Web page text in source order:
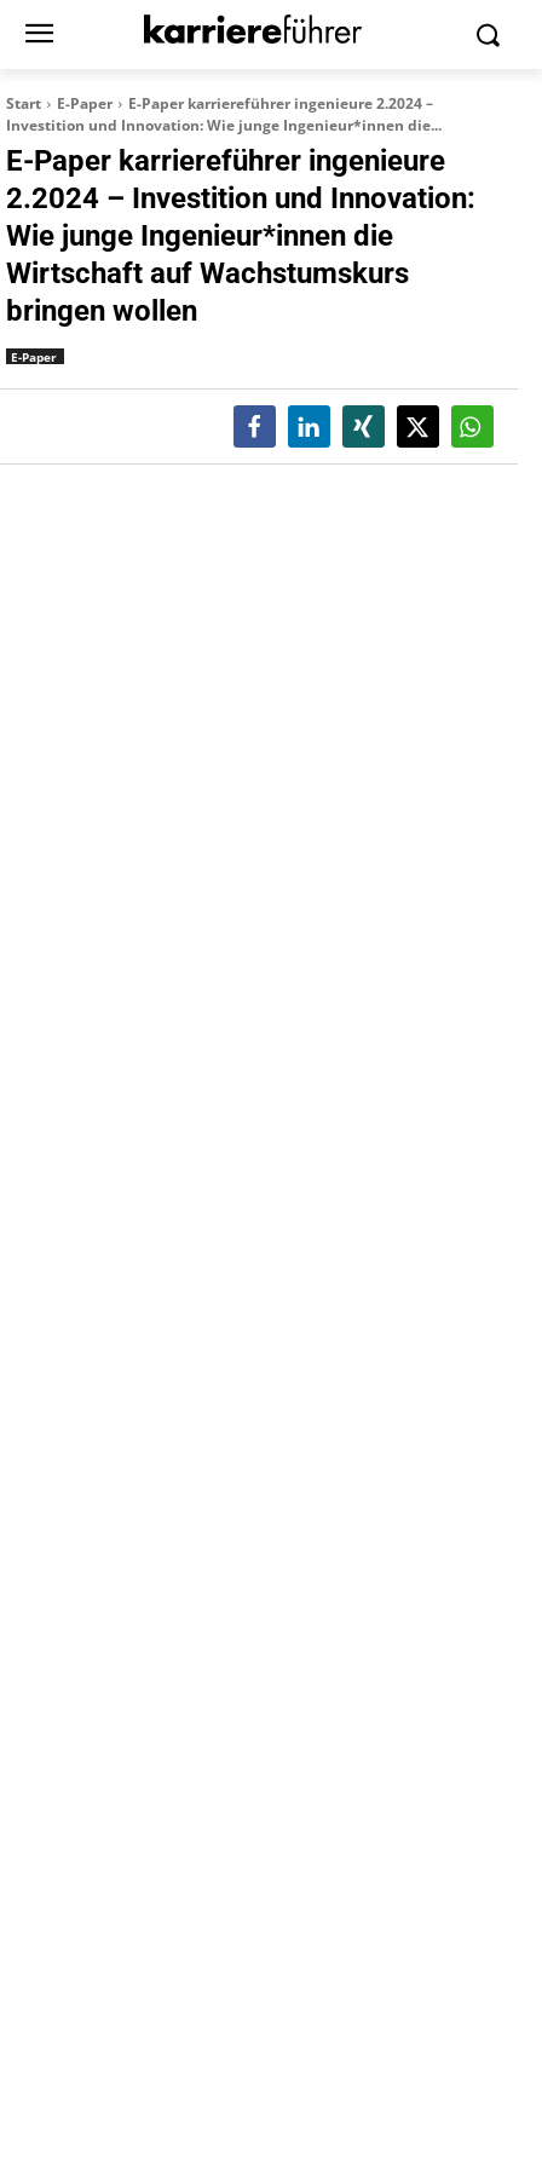
Start E-Paper
E-Paper karriereführer ingenieure 2.2024 –
Investition und Innovation: Wie junge Ingenieur*innen die...
E-Paper karriereführer ingenieure
2.2024 – Investition und Innovation:
Wie junge Ingenieur*innen die
Wirtschaft auf Wachstumskurs
bringen wollen
E-Paper